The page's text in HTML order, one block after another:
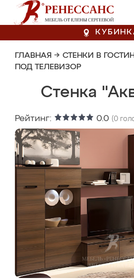
ГЛАВНАЯ → СТЕНКИ В
ПОД ТЕЛЕВИЗОР
Стенка
Рейтинг: 0.0 (0